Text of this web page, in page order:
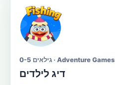
גילאים 0-5 · Adventure Games
דיג לילדים